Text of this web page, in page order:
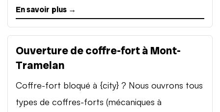
En savoir plus →
Ouverture de coffre-fort à Mont-
Tramelan
Coffre-fort bloqué à {city} ? Nous ouvrons tous
types de coffres-forts (mécaniques à